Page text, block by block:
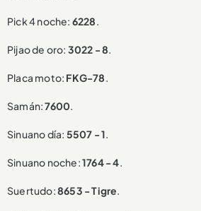
Pick 4 noche: 6228.
Pijao de oro: 3022 - 8.
Placa moto: FKG-78.
Samán:7600.
Sinuano día: 5507 - 1.
Sinuano noche:1764 - 4.
Suertudo:8653 - Tigre.